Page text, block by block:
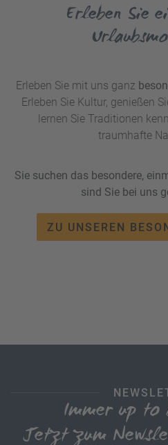
Erleben Sie
Erleben Sie mit uns ganz
Erleben Sie Kultur, genießen
lernen Sie Traditionen
traumhafte
Sie suchen das besondere,
sind Sie bei uns
ZU UNSEREN
Immer up to
Jetzt zum